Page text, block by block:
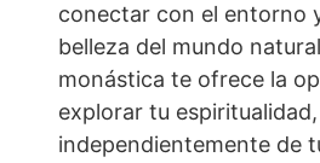
conectar con el entorno
belleza del mundo
monástica te ofrece la
explorar tu espiritualidad,
independientemente de